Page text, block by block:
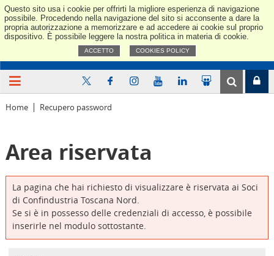
Questo sito usa i cookie per offrirti la migliore esperienza di navigazione
possibile. Procedendo nella navigazione del sito si acconsente a dare la
propria autorizzazione a memorizzare e ad accedere ai cookie sul proprio
dispositivo. È possibile leggere la nostra politica in materia di cookie.
ACCETTO COOKIES POLICY
Home Recupero password
Area riservata
La pagina che hai richiesto di visualizzare è riservata ai Soci
di Confindustria Toscana Nord.
Se si è in possesso delle credenziali di accesso, è possibile
inserirle nel modulo sottostante.